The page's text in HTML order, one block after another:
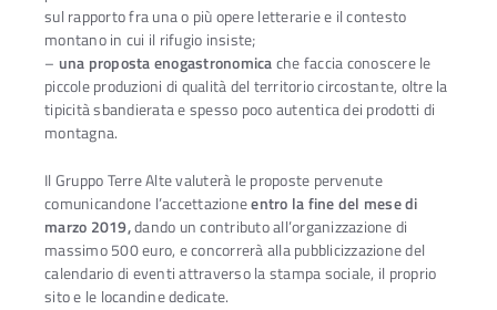
sul rapporto fra una o più opere letterarie e il contesto
montano in cui il rifugio insiste;
– una proposta enogastronomicache faccia conoscere le
piccole produzioni di qualità del territorio circostante, oltre la
tipicità sbandierata e spesso poco autentica dei prodotti di
montagna.
Il Gruppo Terre Alte valuterà le proposte pervenute
comunicandone l’accettazioneentro la fine del mese di
marzo 2019,dando un contributo all’organizzazione di
massimo 500 euro, e concorrerà alla pubblicizzazione del
calendario di eventi attraverso la stampa sociale, il proprio
sito e le locandine dedicate.